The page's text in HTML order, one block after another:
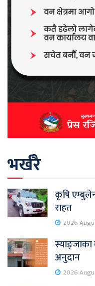
भर्खरै
कृषि
राहत
2026
अनुदान
2026